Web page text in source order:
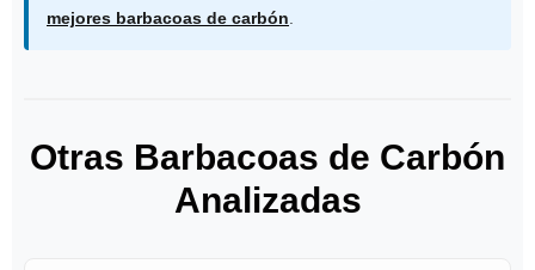
mejores barbacoas de carbón
Otras Barbacoas de Carbón
Analizadas